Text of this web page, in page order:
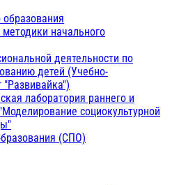
начального
деятельности по
детей (Учебно-
"Развивайка")
лаборатория раннего и
социокультурной
(СПО)